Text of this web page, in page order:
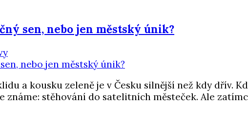
sen, nebo jen městský únik?
a kousku zeleně je v Česku silnější než kdy dřív.
známe: stěhování do satelitních městeček. Ale